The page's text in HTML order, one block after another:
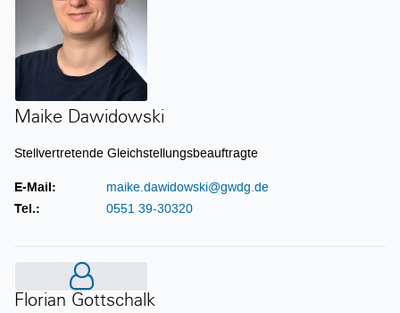
Maike Dawidowski
Stellvertretende Gleichstellungsbeauftragte
E-Mail:
maike.dawidowski@gwdg.de
Tel.:
0551 39-30320
Florian Gottschalk
Florian Gottschalk